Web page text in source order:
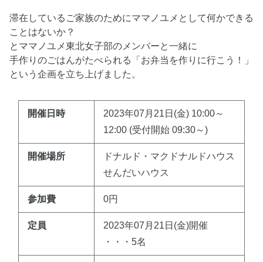
滞在しているご家族のためにママノユメとして何かできる
ことはないか？
とママノユメ東北女子部のメンバーと一緒に
手作りのごはんがたべられる「お弁当を作りに行こう！」
という企画を立ち上げました。
開催日時
2023年07月21日(金) 10:00～
12:00 (受付開始 09:30～)
開催場所
ドナルド・マクドナルドハウス
せんだいハウス
参加費 0円
定員
2023年07月21日(金)開催
・・・5名